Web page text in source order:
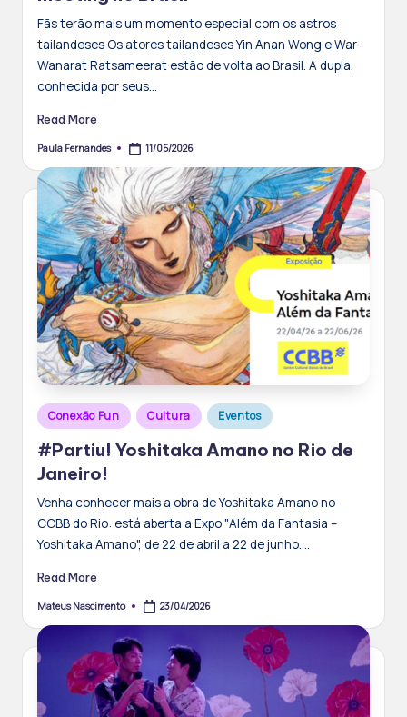
Fãs terão mais um momento especial com os astros
tailandeses Os atores tailandeses Yin Anan Wong e War
Wanarat Ratsameerat estão de volta ao Brasil. A dupla,
conhecida por seus…
Read More
Posted
Paula Fernandes 11/05/2026
Posted
in
Conexão Fun Cultura Eventos
#Partiu! Yoshitaka Amano no Rio de
Janeiro!
Venha conhecer mais a obra de Yoshitaka Amano no
CCBB do Rio: está aberta a Expo "Além da Fantasia –
Yoshitaka Amano", de 22 de abril a 22 de junho.…
Read More
Posted
Mateus Nascimento 23/04/2026